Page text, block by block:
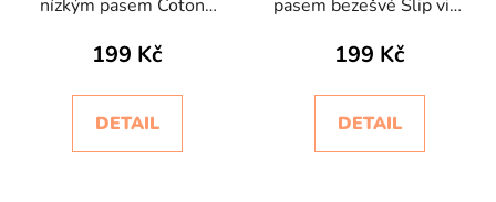
nízkým pasem Cotone
199 Kč
DETAIL
pasem bezešvé Slip vita
199 Kč
DETAIL